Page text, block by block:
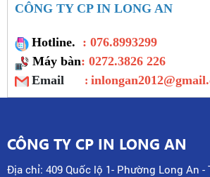
CÔNG TY CP IN LONG AN
Hotline. : 076.8993299
Máy bàn: 0272.3826 226
Email
:
CÔNG TY CP IN LONG AN
Địa chỉ: 409 Quốc lộ 1- Phường Long An -